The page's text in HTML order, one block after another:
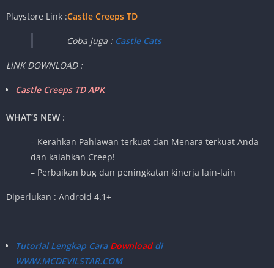
Playstore Link :Castle Creeps TD
Coba juga : Castle Cats
LINK DOWNLOAD :
Castle Creeps TD APK
WHAT’S NEW :
– Kerahkan Pahlawan terkuat dan Menara terkuat Anda
dan kalahkan Creep!
– Perbaikan bug dan peningkatan kinerja lain-lain
Diperlukan : Android 4.1+
Tutorial Lengkap CaraDownloaddi
WWW.MCDEVILSTAR.COM